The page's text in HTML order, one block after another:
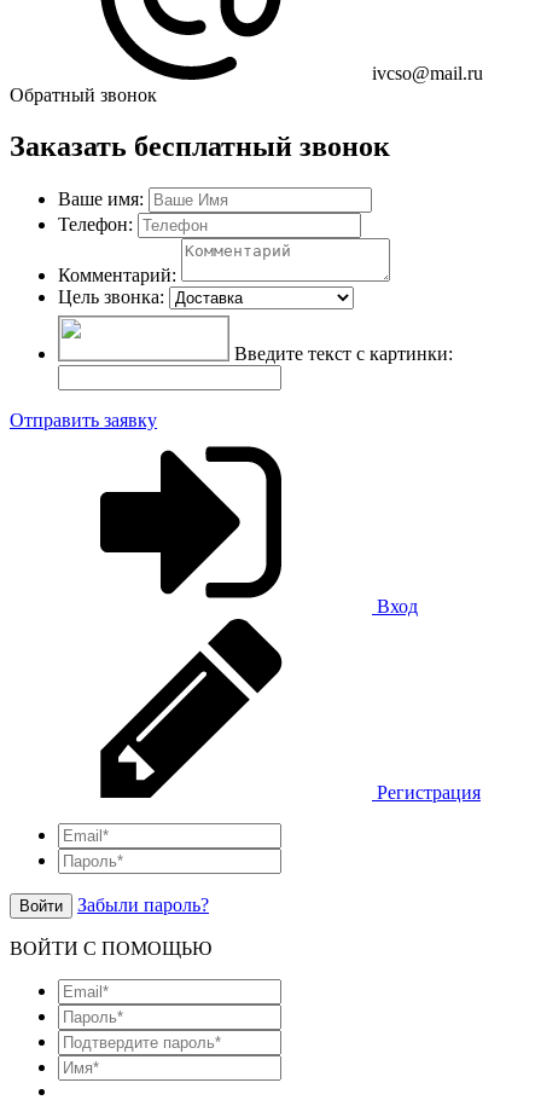
ivcso@mail.ru
Обратный звонок
Заказать бесплатный звонок
Ваше имя:
Телефон:
Комментарий:
Цель звонка:
Введите текст с картинки:
Отправить заявку
Вход
Регистрация
Войти Забыли пароль?
ВОЙТИ С ПОМОЩЬЮ